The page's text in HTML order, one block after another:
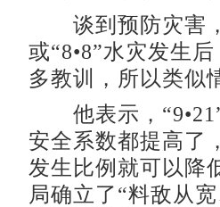
谈到预防灾害，
或“8•8”水灾发生
多教训，所以类似
他表示，“9•21”
安全系数都提高了
发生比例就可以降
局确立了“料敌从